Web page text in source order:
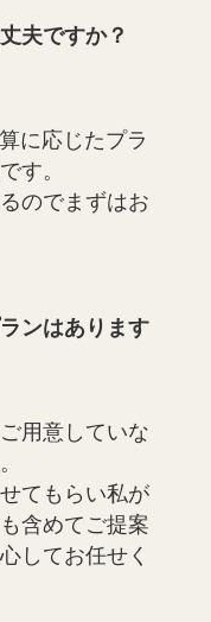
夫ですか？
に応じたプラ
す。
のでまずはお
ンはあります
用意していな
てもらい私が
含めてご提案
してお任せく